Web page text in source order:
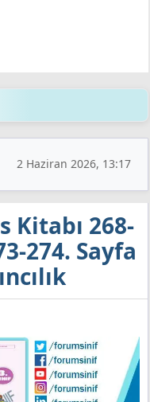
2 Haziran 2026, 13:17
Kitabı 268-
274. Sayfa